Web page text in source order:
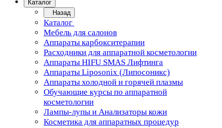
Каталог
Назад
Каталог
Мебель для салонов
Аппараты карбокситерапии
Расходники для аппаратной косметологии
Аппараты HIFU SMAS Лифтинга
Аппараты Liposonix (Липосоникс)
Аппараты холодной и горячей плазмы
Обучающие курсы по аппаратной
косметологии
Лампы-лупы и Анализаторы кожи
Косметика для аппаратных процедур